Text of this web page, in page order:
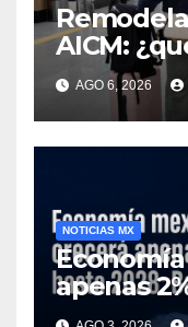
AICM:
afectarán
2026 y
AGO 6, 2026
NOTICIAS MX
apenas
Banxico